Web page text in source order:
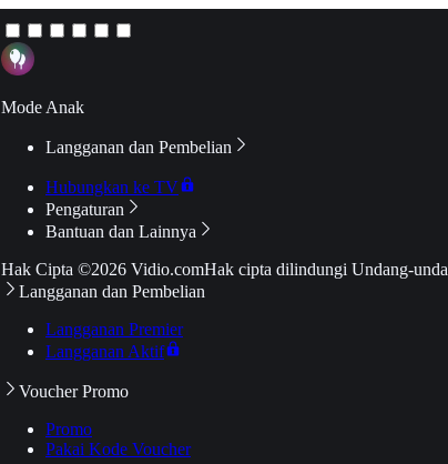
Mode Anak
Langganan dan Pembelian
Hubungkan ke TV
Pengaturan
Bantuan dan Lainnya
Hak Cipta ©2026 Vidio.comHak cipta dilindungi Undang-
Langganan dan Pembelian
Langganan Premier
Langganan Aktif
Voucher Promo
Promo
Pakai Kode Voucher